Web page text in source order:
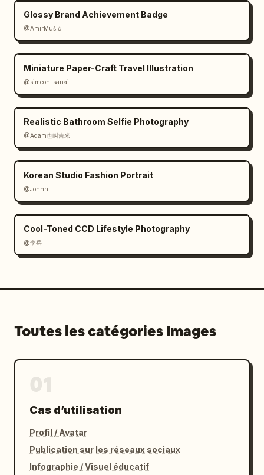
Glossy Brand Achievement Badge
@AmirMušić
Miniature Paper-Craft Travel Illustration
@simeon-sanai
Realistic Bathroom Selfie Photography
@Adam也叫吉米
Korean Studio Fashion Portrait
@Johnn
Cool-Toned CCD Lifestyle Photography
@李岳
Toutes les catégories Images
Cas d’utilisation
Profil / Avatar
Publication sur les réseaux sociaux
Infographie / Visuel éducatif